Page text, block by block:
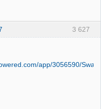
3 627
app/3056590/